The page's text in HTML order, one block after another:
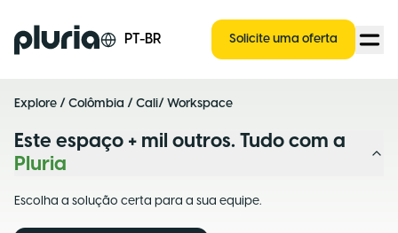
Logo Pluria PT-BR Solicite uma oferta
Explore / Colômbia / Cali/ Workspace
Este espaço + mil outros. Tudo com a
Pluria
Escolha a solução certa para a sua equipe.